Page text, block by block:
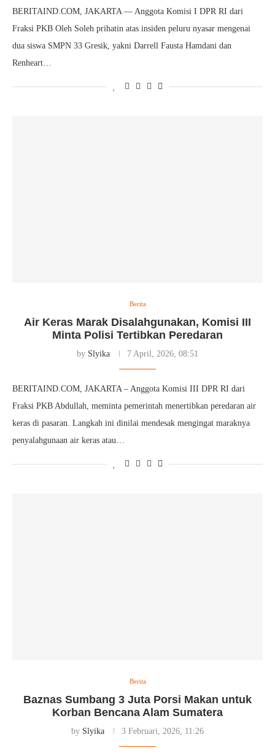
BERITAIND.COM, JAKARTA — Anggota Komisi I DPR RI dari
Fraksi PKB Oleh Soleh prihatin atas insiden peluru nyasar mengenai
dua siswa SMPN 33 Gresik, yakni Darrell Fausta Hamdani dan
Renheart…
Berita
Air Keras Marak Disalahgunakan, Komisi III
Minta Polisi Tertibkan Peredaran
by Slyika 7 April, 2026, 08:51
BERITAIND.COM, JAKARTA – Anggota Komisi III DPR RI dari
Fraksi PKB Abdullah, meminta pemerintah menertibkan peredaran air
keras di pasaran. Langkah ini dinilai mendesak mengingat maraknya
penyalahgunaan air keras atau…
Berita
Baznas Sumbang 3 Juta Porsi Makan untuk
Korban Bencana Alam Sumatera
by Slyika 3 Februari, 2026, 11:26